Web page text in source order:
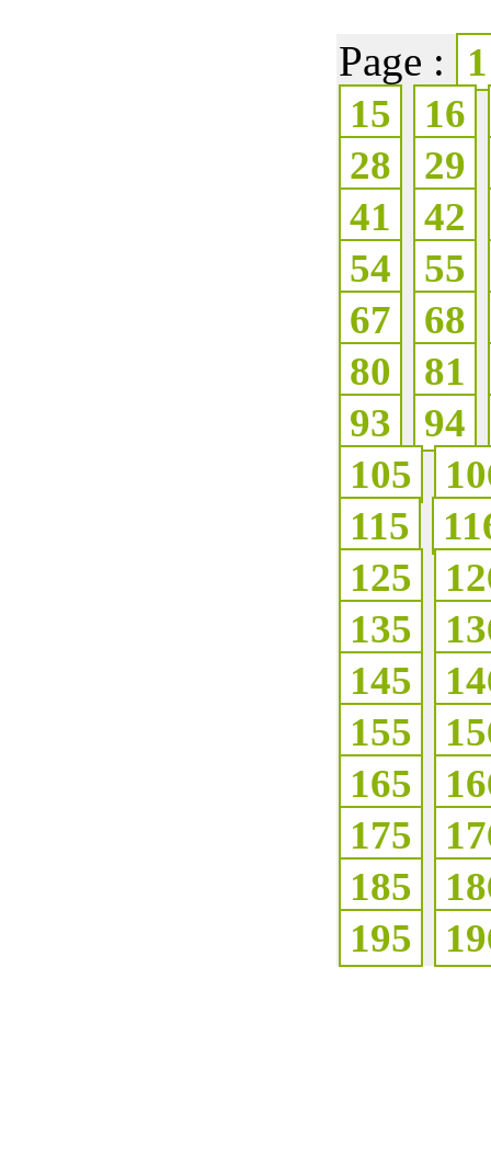
Page :
1
15
16
28
29
41
42
54
55
67
68
80
81
93
94
105
115
125
135
145
155
165
175
185
195